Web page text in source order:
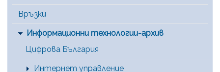
Връзки
Информационни технологии-архив
Цифрова България
Интернет управление